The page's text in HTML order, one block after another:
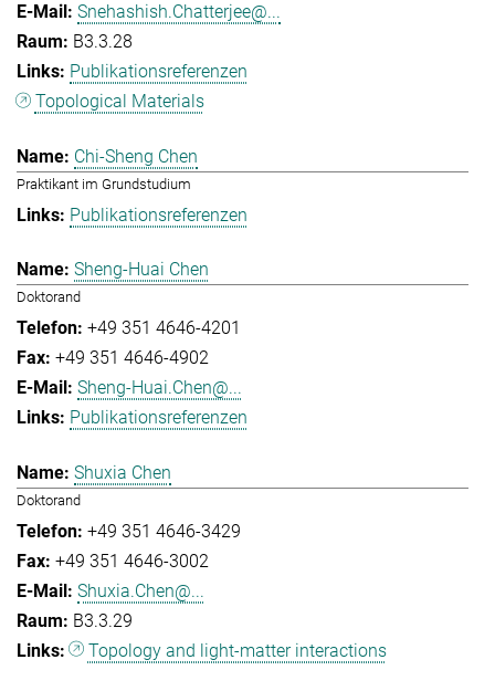
Snehashish.Chatterjee@...
B3.3.28
Publikationsreferenzen
Topological Materials
Chi-Sheng Chen
Praktikant im Grundstudium
Publikationsreferenzen
Sheng-Huai Chen
Doktorand
+49 351 4646-4201
+49 351 4646-4902
Sheng-Huai.Chen@...
Publikationsreferenzen
Shuxia Chen
Doktorand
+49 351 4646-3429
+49 351 4646-3002
Shuxia.Chen@...
B3.3.29
Topology and light-matter interactions